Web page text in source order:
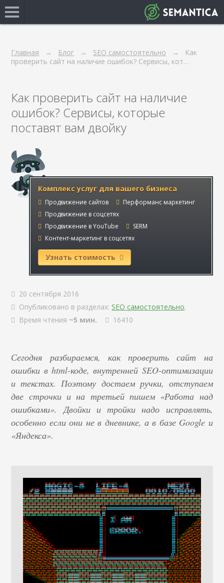
Главная Блог SEO самостоятельно
Как
проверить сайт на наличие ошибок? Сервисы, кот…
Как проверить сайт на наличие
ошибок? Сервисы, которые
поставят вам двойку
Комплекс услуг для вашего бизнеса
Продвижение сайтов
Перформанс маркетинг
Продвижение в соцсетях
Продвижение в YouTube
SERM
Контент-маркетинг в соцсетях
Узнать стоимость
20 сентября 2016
Опубликовано в разделах: SEO самостоятельно.
Время чтения ~5 мин. 16410
Сегодня разбираемся, как проверить сайт на
ошибки в html-коде, внутренней SEO-оптимизации
и текстах. Поэтому достаем ручки, отступаем
две строчки и на третьей пишем «Работа над
ошибками». Двойки и тройки надо исправлять,
особенно если они не в дневнике, а в базе Google и
«Яндекса».